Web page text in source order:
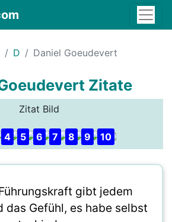
D Daniel Goeudevert
Zitate
Zitat Bild
4 5 6 7 8 9 10
gibt jedem
das Gefühl, es habe selbst